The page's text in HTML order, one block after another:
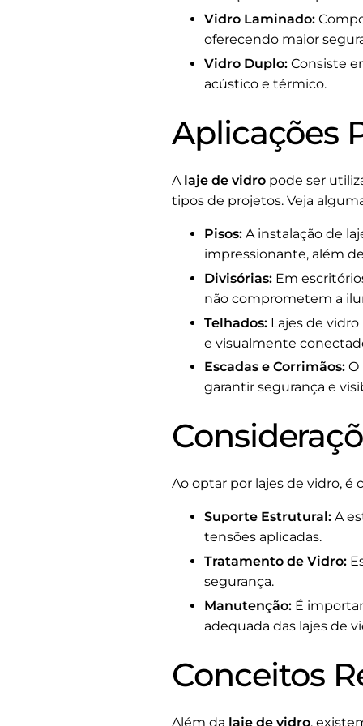
Vidro Laminado:
oferecendo maior
Vidro Duplo: Consiste
acústico e térmico.
Aplicações
A laje de vidro pode ser
tipos de projetos. Veja
Pisos: A instalação de
impressionante, além
Divisórias: Em
não comprometem a
Telhados: Lajes de
e visualmente
Escadas e Corrimãos: O
garantir segurança e
Ao optar por lajes de vidro, é
Suporte Estrutural: A
tensões aplicadas.
Tratamento de Vidro:
segurança.
Manutenção: É
adequada das lajes de
Conceitos
Além da laje de vidro,